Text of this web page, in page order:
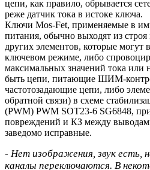
цепи, как правило, обрывается
реже датчик тока в истоке ключа.
Ключи Mos-Fet, применяемые в
питания, обычно выходят из
других элементов, которые могут
ключевом режиме, либо
максимальных значений тока или
быть цепи, питающие ШИМ-
частотозадающие цепи, либо
обратной связи) в схеме
(PWM) PWM SOT23-6 SG6848,
повреждений и КЗ между
заведомо исправные.
- Нет изображения, звук есть,
каналы переключаются. В